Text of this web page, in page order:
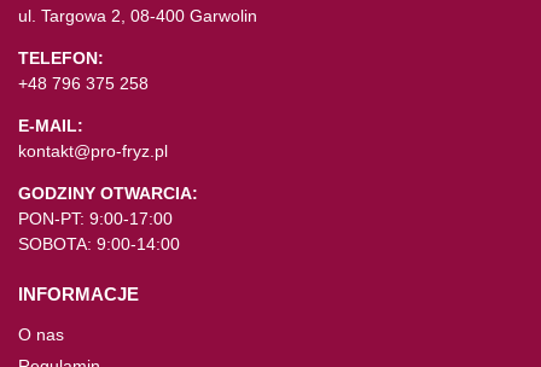
ul. Targowa 2, 08-400 Garwolin
TELEFON:
+48 796 375 258
E-MAIL:
kontakt@pro-fryz.pl
GODZINY OTWARCIA:
PON-PT: 9:00-17:00
SOBOTA: 9:00-14:00
INFORMACJE
O nas